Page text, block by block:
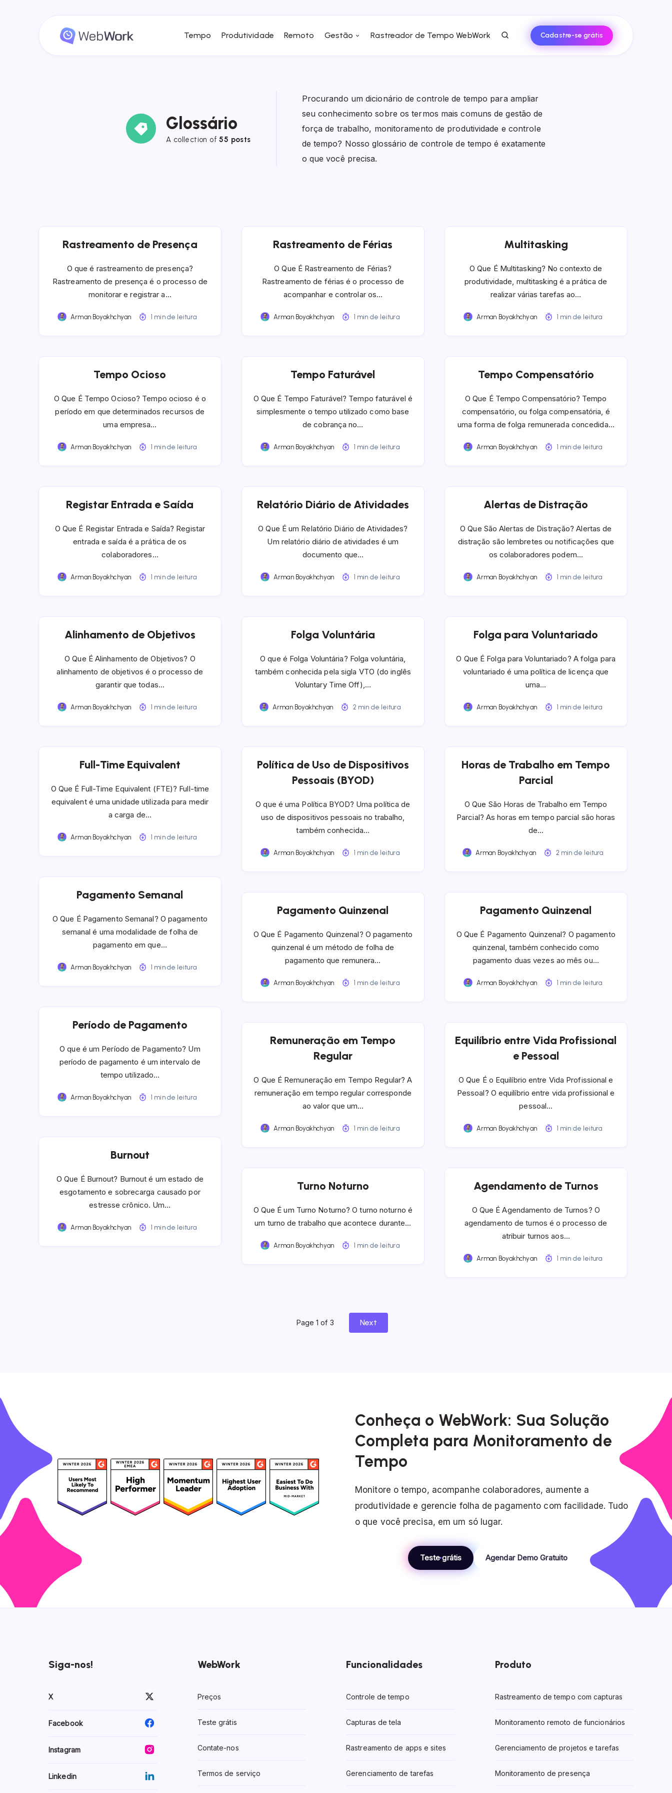
Tempo Produtividade Remoto Gestão Rastreador de Tempo WebWork Cadastre-se grátis
Glossário
A collection of55 posts
Procurando um dicionário de controle de tempo para ampliar
seu conhecimento sobre os termos mais comuns de gestão de
força de trabalho, monitoramento de produtividade e controle
de tempo? Nosso glossário de controle de tempo é exatamente
o que você precisa.
Rastreamento de Presença
O que é rastreamento de presença?
Rastreamento de presença é o processo de
monitorar e registrar a…
Arman Boyakhchyan 1 min de leitura
Rastreamento de Férias
O Que É Rastreamento de Férias?
Rastreamento de férias é o processo de
acompanhar e controlar os…
Arman Boyakhchyan 1 min de leitura
Multitasking
O Que É Multitasking? No contexto de
produtividade, multitasking é a prática de
realizar várias tarefas ao…
Arman Boyakhchyan 1 min de leitura
Tempo Ocioso
O Que É Tempo Ocioso? Tempo ocioso é o
período em que determinados recursos de
uma empresa…
Arman Boyakhchyan 1 min de leitura
Tempo Faturável
O Que É Tempo Faturável? Tempo faturável é
simplesmente o tempo utilizado como base
de cobrança no…
Arman Boyakhchyan 1 min de leitura
Tempo Compensatório
O Que É Tempo Compensatório? Tempo
compensatório, ou folga compensatória, é
uma forma de folga remunerada concedida…
Arman Boyakhchyan 1 min de leitura
Registar Entrada e Saída
O Que É Registar Entrada e Saída? Registar
entrada e saída é a prática de os
colaboradores…
Arman Boyakhchyan 1 min de leitura
Relatório Diário de Atividades
O Que É um Relatório Diário de Atividades?
Um relatório diário de atividades é um
documento que…
Arman Boyakhchyan 1 min de leitura
Alertas de Distração
O Que São Alertas de Distração? Alertas de
distração são lembretes ou notificações que
os colaboradores podem…
Arman Boyakhchyan 1 min de leitura
Alinhamento de Objetivos
O Que É Alinhamento de Objetivos? O
alinhamento de objetivos é o processo de
garantir que todas…
Arman Boyakhchyan 1 min de leitura
Folga Voluntária
O que é Folga Voluntária? Folga voluntária,
também conhecida pela sigla VTO (do inglês
Voluntary Time Off),…
Arman Boyakhchyan 2 min de leitura
Folga para Voluntariado
O Que É Folga para Voluntariado? A folga para
voluntariado é uma política de licença que
uma…
Arman Boyakhchyan 1 min de leitura
Full-Time Equivalent
O Que É Full-Time Equivalent (FTE)? Full-time
equivalent é uma unidade utilizada para medir
a carga de…
Arman Boyakhchyan 1 min de leitura
Política de Uso de Dispositivos
Pessoais (BYOD)
O que é uma Política BYOD? Uma política de
uso de dispositivos pessoais no trabalho,
também conhecida…
Arman Boyakhchyan 1 min de leitura
Horas de Trabalho em Tempo
Parcial
O Que São Horas de Trabalho em Tempo
Parcial? As horas em tempo parcial são horas
de…
Arman Boyakhchyan 2 min de leitura
Pagamento Semanal
O Que É Pagamento Semanal? O pagamento
semanal é uma modalidade de folha de
pagamento em que…
Arman Boyakhchyan 1 min de leitura
Pagamento Quinzenal
O Que É Pagamento Quinzenal? O pagamento
quinzenal é um método de folha de
pagamento que remunera…
Arman Boyakhchyan 1 min de leitura
Pagamento Quinzenal
O Que É Pagamento Quinzenal? O pagamento
quinzenal, também conhecido como
pagamento duas vezes ao mês ou…
Arman Boyakhchyan 1 min de leitura
Período de Pagamento
O que é um Período de Pagamento? Um
período de pagamento é um intervalo de
tempo utilizado…
Arman Boyakhchyan 1 min de leitura
Remuneração em Tempo
Regular
O Que É Remuneração em Tempo Regular? A
remuneração em tempo regular corresponde
ao valor que um…
Arman Boyakhchyan 1 min de leitura
Equilíbrio entre Vida Profissional
e Pessoal
O Que É o Equilíbrio entre Vida Profissional e
Pessoal? O equilíbrio entre vida profissional e
pessoal…
Arman Boyakhchyan 1 min de leitura
Burnout
O Que É Burnout? Burnout é um estado de
esgotamento e sobrecarga causado por
estresse crônico. Um…
Arman Boyakhchyan 1 min de leitura
Turno Noturno
O Que É um Turno Noturno? O turno noturno é
um turno de trabalho que acontece durante…
Arman Boyakhchyan 1 min de leitura
Agendamento de Turnos
O Que É Agendamento de Turnos? O
agendamento de turnos é o processo de
atribuir turnos aos…
Arman Boyakhchyan 1 min de leitura
Page 1 of 3 Next
Conheça o WebWork: Sua Solução
Completa para Monitoramento de
Tempo
Monitore o tempo, acompanhe colaboradores, aumente a
produtividade e gerencie folha de pagamento com facilidade. Tudo
o que você precisa, em um só lugar.
Teste grátis Agendar Demo Gratuito
Siga-nos!
X
Facebook
Instagram
Linkedin
WebWork
Preços
Teste grátis
Contate-nos
Termos de serviço
Funcionalidades
Controle de tempo
Capturas de tela
Rastreamento de apps e sites
Gerenciamento de tarefas
Produto
Rastreamento de tempo com capturas
Monitoramento remoto de funcionários
Gerenciamento de projetos e tarefas
Monitoramento de presença